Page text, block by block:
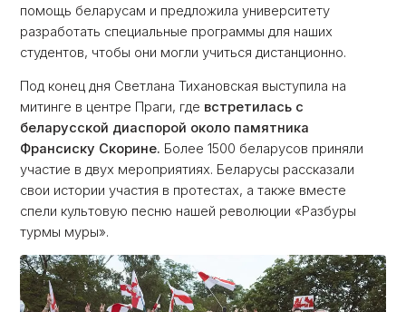
помощь беларусам и предложила университету
разработать специальные программы для наших
студентов, чтобы они могли учиться дистанционно.
Под конец дня Светлана Тихановская выступила на
митинге в центре Праги, где встретилась с
беларусской диаспорой около памятника
Франсиску Скорине. Более 1500 беларусов приняли
участие в двух мероприятиях. Беларусы рассказали
свои истории участия в протестах, а также вместе
спели культовую песню нашей революции «Разбуры
турмы муры».